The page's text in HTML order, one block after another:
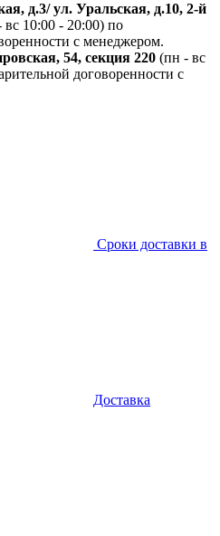
д.3/ ул. Уральская, д.10, 2-й
вс 10:00 - 20:00) по
с менеджером.
54, секция 220 (пн - вс
договоренности с
Сроки доставки в
Доставка